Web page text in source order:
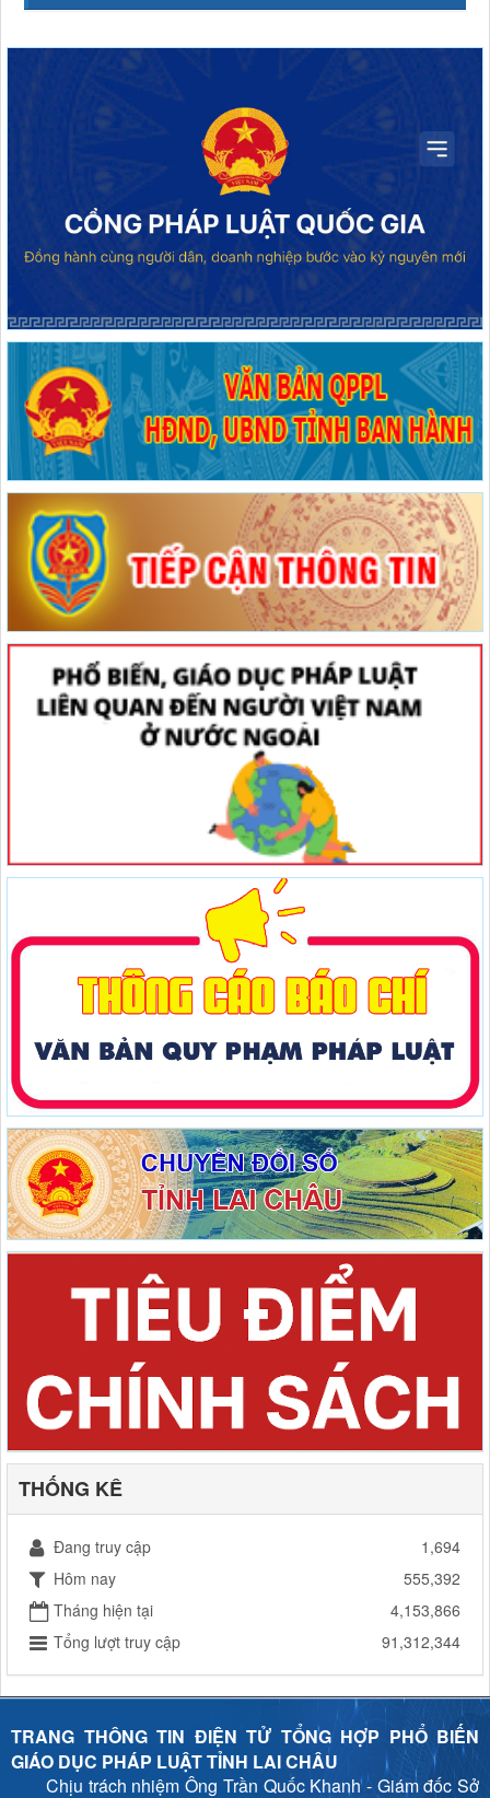
THỐNG KÊ
Đang truy cập
1,694
Hôm nay
555,392
Tháng hiện tại
4,153,866
Tổng lượt truy cập
91,312,344
TRANG THÔNG TIN ĐIỆN TỬ TỔNG HỢP PHỔ BIẾN
GIÁO DỤC PHÁP LUẬT TỈNH LAI CHÂU
Chịu trách nhiệmÔng Trần Quốc Khanh - Giám đốc Sở